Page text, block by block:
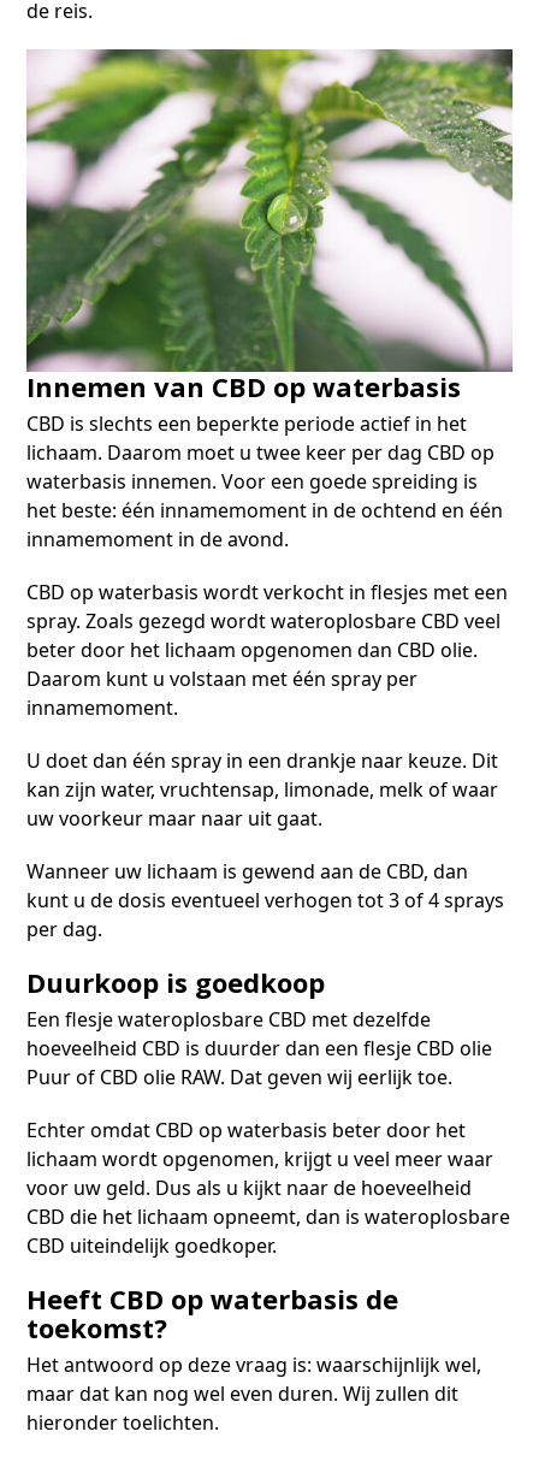
de reis.
Innemen van CBD op waterbasis
CBD is slechts een beperkte periode actief in het
lichaam. Daarom moet u twee keer per dag CBD op
waterbasis innemen. Voor een goede spreiding is
het beste: één innamemoment in de ochtend en één
innamemoment in de avond.
CBD op waterbasis wordt verkocht in flesjes met een
spray. Zoals gezegd wordt wateroplosbare CBD veel
beter door het lichaam opgenomen dan CBD olie.
Daarom kunt u volstaan met één spray per
innamemoment.
U doet dan één spray in een drankje naar keuze. Dit
kan zijn water, vruchtensap, limonade, melk of waar
uw voorkeur maar naar uit gaat.
Wanneer uw lichaam is gewend aan de CBD, dan
kunt u de dosis eventueel verhogen tot 3 of 4 sprays
per dag.
Duurkoop is goedkoop
Een flesje wateroplosbare CBD met dezelfde
hoeveelheid CBD is duurder dan een flesje CBD olie
Puur of CBD olie RAW. Dat geven wij eerlijk toe.
Echter omdat CBD op waterbasis beter door het
lichaam wordt opgenomen, krijgt u veel meer waar
voor uw geld. Dus als u kijkt naar de hoeveelheid
CBD die het lichaam opneemt, dan is wateroplosbare
CBD uiteindelijk goedkoper.
Heeft CBD op waterbasis de
toekomst?
Het antwoord op deze vraag is: waarschijnlijk wel,
maar dat kan nog wel even duren. Wij zullen dit
hieronder toelichten.